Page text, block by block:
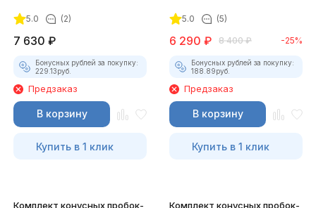
5.0 (2)
7 630 ₽
Бонусных рублей за покупку:
229.13руб.
Предзаказ
В корзину
Купить в 1 клик
5.0 (5)
6 290 ₽ 8 400 ₽ -25%
Бонусных рублей за покупку:
188.89руб.
Предзаказ
В корзину
Купить в 1 клик
Комплект конусных пробок-
Комплект конусных пробок-